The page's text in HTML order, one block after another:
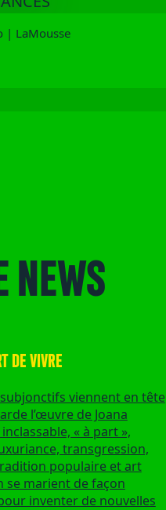
| LaMousse
NEWS
DE VIVRE
viennent en tête
l’œuvre de Joana
« à part »,
transgression,
populaire et art
se marient de façon
inventer de nouvelles